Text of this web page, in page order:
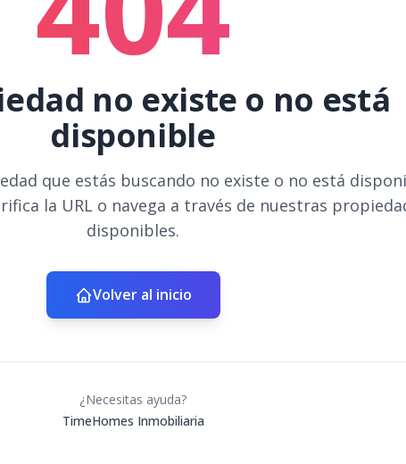
no existe o no está
disponible
que estás buscando no existe o no está
la URL o navega a través de nuestras
disponibles.
Volver al inicio
¿Necesitas ayuda?
TimeHomes Inmobiliaria